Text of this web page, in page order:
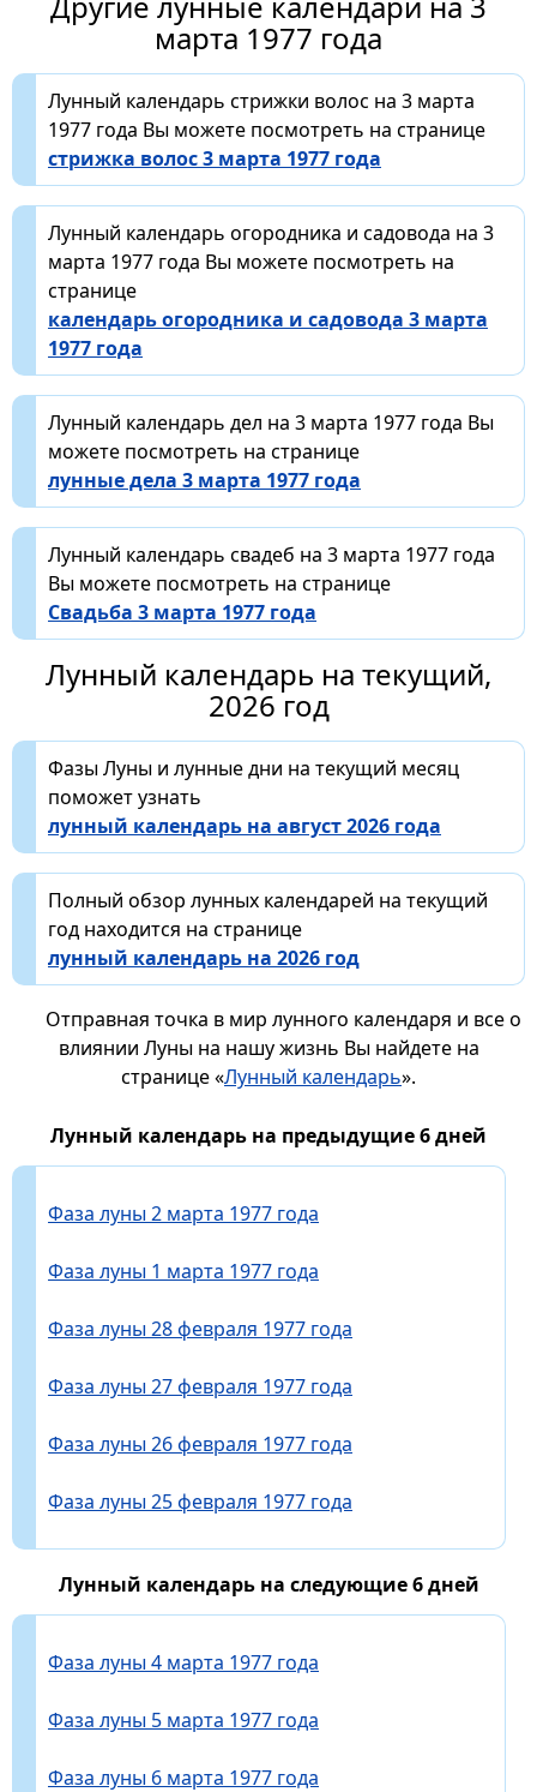
марта 1977 года
Лунный календарь стрижки волос на 3 марта
1977 года Вы можете посмотреть на странице
стрижка волос 3 марта 1977 года
Лунный календарь огородника и садовода на 3
марта 1977 года Вы можете посмотреть на
странице
календарь огородника и садовода 3 марта
1977 года
Лунный календарь дел на 3 марта 1977 года Вы
можете посмотреть на странице
лунные дела 3 марта 1977 года
Лунный календарь свадеб на 3 марта 1977 года
Вы можете посмотреть на странице
Свадьба 3 марта 1977 года
Лунный календарь на текущий,
2026 год
Фазы Луны и лунные дни на текущий месяц
поможет узнать
лунный календарь на август 2026 года
Полный обзор лунных календарей на текущий
год находится на странице
лунный календарь на 2026 год
Отправная точка в мир лунного календаря и все о
влиянии Луны на нашу жизнь Вы найдете на
странице «Лунный календарь».
Лунный календарь на предыдущие 6 дней
Фаза луны 2 марта 1977 года
Фаза луны 1 марта 1977 года
Фаза луны 28 февраля 1977 года
Фаза луны 27 февраля 1977 года
Фаза луны 26 февраля 1977 года
Фаза луны 25 февраля 1977 года
Лунный календарь на следующие 6 дней
Фаза луны 4 марта 1977 года
Фаза луны 5 марта 1977 года
Фаза луны 6 марта 1977 года